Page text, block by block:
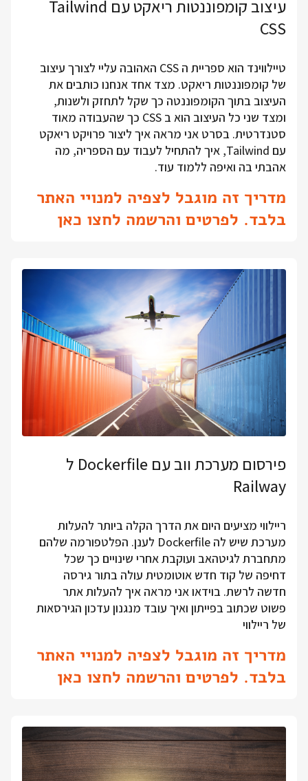
עיצוב קומפוננטות ריאקט עם Tailwind
CSS
טיילווינד הוא ספריית ה CSS האהובה עליי לצורך עיצוב
של קומפוננטות ריאקט. מצד אחד אנחנו כותבים את
העיצוב בתוך הקומפוננטה כך שקל לתחזק ולשנות,
ומצד שני כל העיצוב הוא ב CSS כך שהעבודה מאוד
סטנדרטית. בסרט אני מראה איך ליצור פרויקט ריאקט
עם Tailwind, איך להתחיל לעבוד עם הספריה, מה
אהבתי בה ואיפה ללמוד עוד.
מדריך זה מוגבל לצפיה למנויי האתר
בלבד. לפרטים והרשמה לחצו כאן
פירסום מערכת ווב עם Dockerfile ל
Railway
ריילווי מציעים היום את הדרך הקלה ביותר להעלות
מערכת שיש לה Dockerfile לענן. הפלטפורמה שלהם
מתחברת לגיטהאב ועוקבת אחרי שינויים כך שכל
דחיפה של קוד חדש אוטומטית עולה בתור גירסה
חדשה לרשת. בוידאו אני מראה איך להעלות אתר
פשוט שכתוב בפייתון ואיך עובד מנגנון עדכון הגירסאות
של ריילווי
מדריך זה מוגבל לצפיה למנויי האתר
בלבד. לפרטים והרשמה לחצו כאן